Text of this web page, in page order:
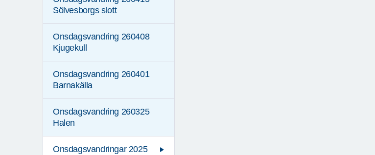
Sölvesborgs slott
Onsdagsvandring 260408
Kjugekull
Onsdagsvandring 260401
Barnakälla
Onsdagsvandring 260325
Halen
Onsdagsvandringar 2025